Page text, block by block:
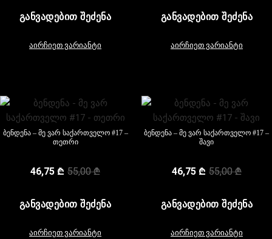
ᲒᲐᲜᲕᲐᲓᲔᲑᲘᲗ ᲨᲔᲫᲔᲜᲐ
აირჩიეთ ვარიანტი
ᲒᲐᲜᲕᲐᲓᲔᲑᲘᲗ ᲨᲔᲫᲔᲜᲐ
აირჩიეთ ვარიანტი
ბენდენა – მე ვარ საქართველო #17 –
თეთრი
55,00₾
46,75 ₾
ᲒᲐᲜᲕᲐᲓᲔᲑᲘᲗ ᲨᲔᲫᲔᲜᲐ
აირჩიეთ ვარიანტი
ბენდენა – მე ვარ საქართველო #17 –
შავი
55,00₾
46,75 ₾
ᲒᲐᲜᲕᲐᲓᲔᲑᲘᲗ ᲨᲔᲫᲔᲜᲐ
აირჩიეთ ვარიანტი